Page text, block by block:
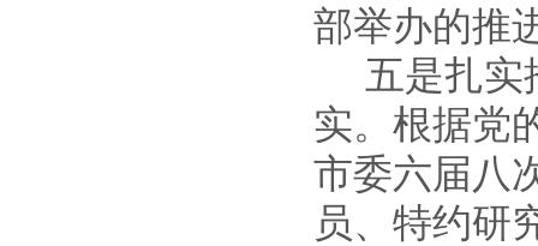
部举办的推
五是扎实
实。根据党
市委六届八
员、特约研